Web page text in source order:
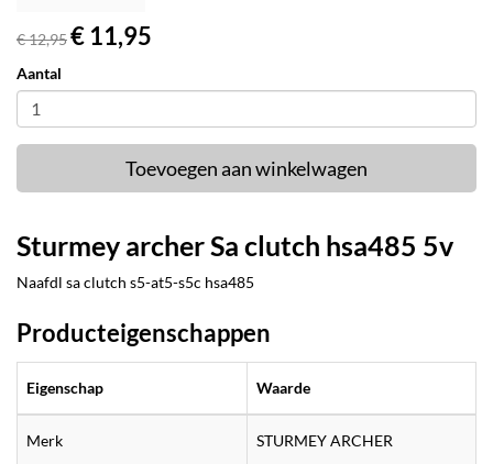
€ 12,95€ 11,95
Aantal
Toevoegen aan winkelwagen
Sturmey archer Sa clutch hsa485 5v
Naafdl sa clutch s5-at5-s5c hsa485
Producteigenschappen
Eigenschap Waarde
Merk STURMEY ARCHER